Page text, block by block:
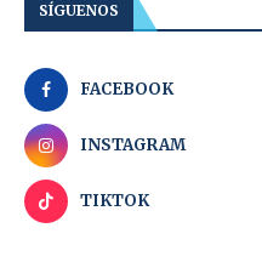
SÍGUENOS
FACEBOOK
INSTAGRAM
TIKTOK